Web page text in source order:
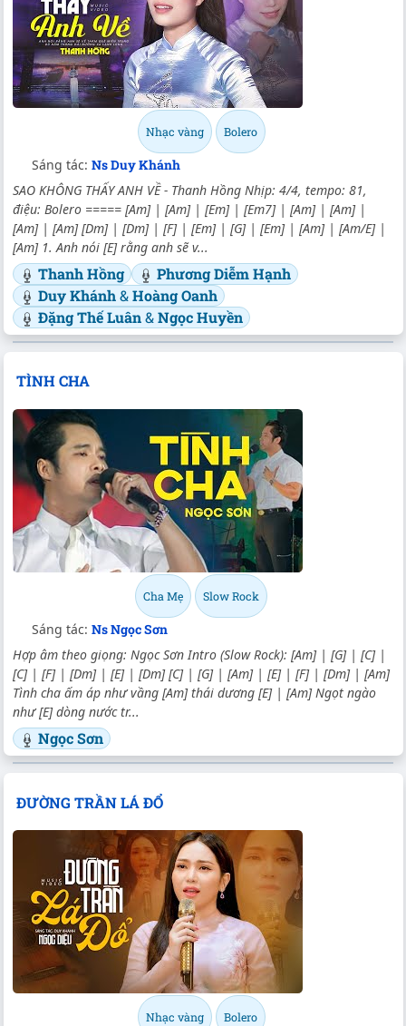
Nhạc vàng Bolero
Sáng tác: Ns Duy Khánh
SAO KHÔNG THẤY ANH VỀ - Thanh Hồng Nhịp: 4/4, tempo: 81,
điệu: Bolero ===== [Am] | [Am] | [Em] | [Em7] | [Am] | [Am] |
[Am] | [Am] [Dm] | [Dm] | [F] | [Em] | [G] | [Em] | [Am] | [Am/E] |
[Am] 1. Anh nói [E] rằng anh sẽ v...
Thanh Hồng
Phương Diễm Hạnh
Duy Khánh&Hoàng Oanh
Đặng Thế Luân&Ngọc Huyền
TÌNH CHA
Cha Mẹ Slow Rock
Sáng tác: Ns Ngọc Sơn
Hợp âm theo giọng: Ngọc Sơn Intro (Slow Rock): [Am] | [G] | [C] |
[C] | [F] | [Dm] | [E] | [Dm] [C] | [G] | [Am] | [E] | [F] | [Dm] | [Am]
Tình cha ấm áp như vầng [Am] thái dương [E] | [Am] Ngọt ngào
như [E] dòng nước tr...
Ngọc Sơn
ĐƯỜNG TRẦN LÁ ĐỔ
Nhạc vàng Bolero